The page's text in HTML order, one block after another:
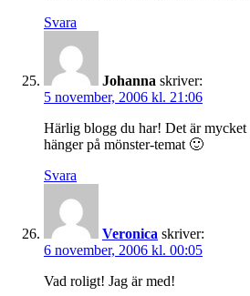
Svara
Johanna skriver:
5 november, 2006 kl. 21:06
Härlig blogg du har! Det är mycket
hänger på mönster-temat 🙂
Svara
Veronica skriver:
6 november, 2006 kl. 00:05
Vad roligt! Jag är med!